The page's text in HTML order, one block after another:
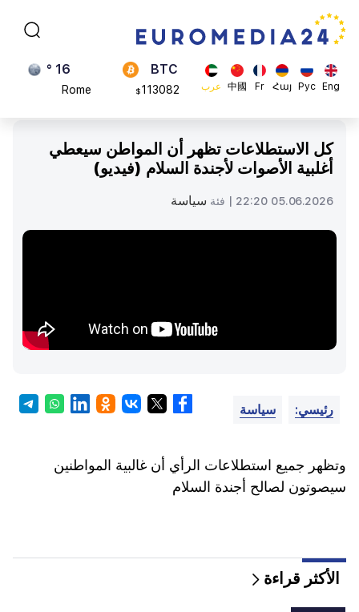
Eng
Рус
Հայ
Fr
中國 عرب
BTC
113082
ADA
0.868816
23 °
Madrid
كل الاستطلاعات تظهر أن المواطن سيعطي
أغلبية الأصوات لأجندة السلام (فيديو)
05.06.2026 22:20 | فئة سياسة
رئيسي: سياسة
وتظهر جميع استطلاعات الرأي أن غالبية المواطنين
سيصوتون لصالح أجندة السلام
الأكثر قراءة